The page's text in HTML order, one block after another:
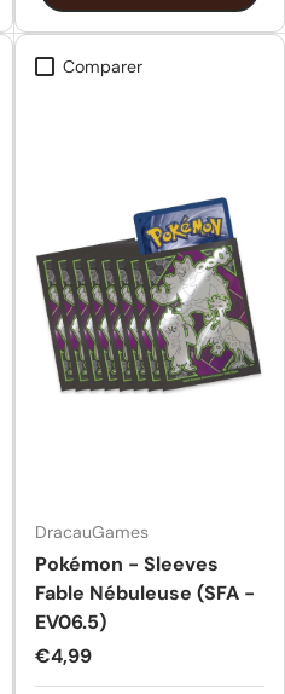
Comparer
DracauGames
Pokémon - Sleeves
Fable Nébuleuse (SFA -
EV06.5)
Prix habituel
€4,99